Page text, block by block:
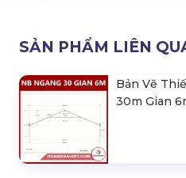
SẢN PHẨM LIÊN
Bản Vẽ
30m Gian